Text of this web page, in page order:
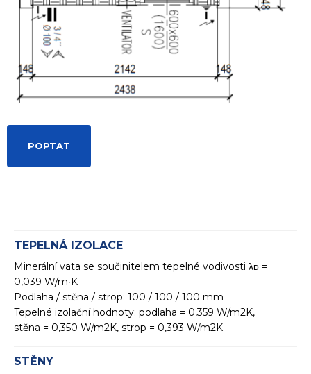
POPTAT
TEPELNÁ IZOLACE
Minerální vata se součinitelem tepelné vodivosti λᴅ =
0,039 W/m∙K
Podlaha / stěna / strop: 100 / 100 / 100 mm
Tepelné izolační hodnoty: podlaha = 0,359 W/m2K,
stěna = 0,350 W/m2K, strop = 0,393 W/m2K
STĚNY